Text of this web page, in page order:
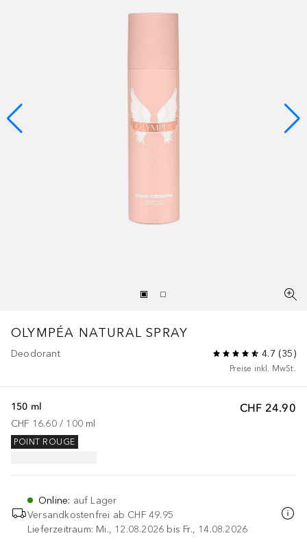
OLYMPÉA NATURAL SPRAY
Deodorant 4.7 (35)
Preise inkl. MwSt.
CHF 24.90
150 ml
CHF 16.60 / 100 ml
POINT ROUGE
Online: auf Lager
Versandkostenfrei ab CHF 49.95
Lieferzeitraum: Mi., 12.08.2026 bis Fr., 14.08.2026